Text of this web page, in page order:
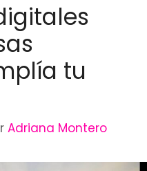
tu
Adriana Montero